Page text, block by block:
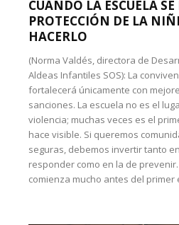
CUANDO LA ESCUELA
PROTECCIÓN DE LA
HACERLO
(Norma Valdés, directora de
Aldeas Infantiles SOS): La
fortalecerá únicamente con
sanciones. La escuela no es el
violencia; muchas veces es el
hace visible. Si queremos
seguras, debemos invertir tanto
responder como en la de
comienza mucho antes del primer